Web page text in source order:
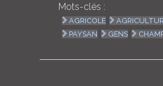
Mots-clés :
AGRICOLE
PAYSAN
GENS